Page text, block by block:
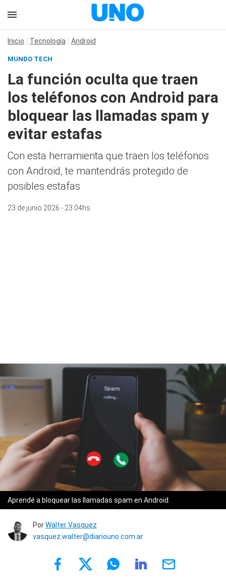
Inicio Tecnología Android
MUNDO TECH
La función oculta que traen
los teléfonos con Android para
bloquear las llamadas spam y
evitar estafas
Con esta herramienta que traen los teléfonos
con Android, te mantendrás protegido de
posibles estafas
23 de junio 2026 - 23:04hs
Aprendé a bloquear las llamadas spam en Android.
PorWalter Vasquez
vasquez.walter@diariouno.com.ar